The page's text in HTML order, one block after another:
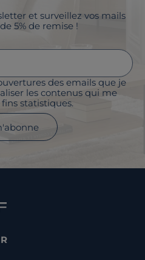
et surveillez vos mails
5% de remise !
des emails que je
les contenus qui me
statistiques.